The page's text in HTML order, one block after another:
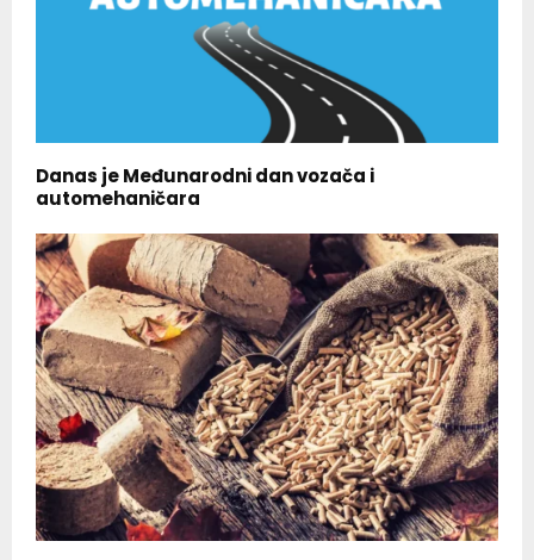
Danas je Međunarodni dan vozača i
automehaničara